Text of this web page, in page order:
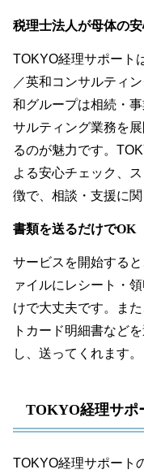
税理士法人が母体の
TOKYO経理サポート
／英和コンサルティ
和グループは相続・
サルティング業務を
るのが魅力です。
よる安心チェック、
徴で、相談・支援に
書類を送るだけでOK
サービスを開始する
ァイルにレシート・
けで大丈夫です。ま
トカード明細書など
し、送ってくれます。
TOKYO経理サポ
TOKYO経理サポート